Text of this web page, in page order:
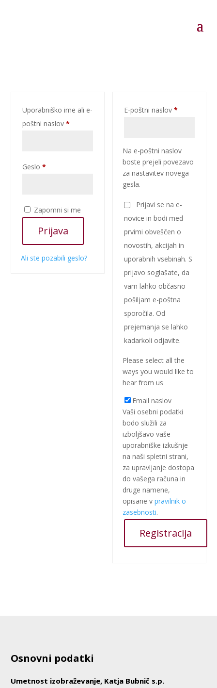
Uporabniško ime ali e-
poštni naslov*
Geslo*
Zapomni si me
Prijava
Ali ste pozabili geslo?
E-poštni naslov*
Na e-poštni naslov
boste prejeli povezavo
za nastavitev novega
gesla.
Prijavi se na e-
novice in bodi med
prvimi obveščen o
novostih, akcijah in
uporabnih vsebinah. S
prijavo soglašate, da
vam lahko občasno
pošiljam e-poštna
sporočila. Od
prejemanja se lahko
kadarkoli odjavite.
Please select all the
ways you would like to
hear from us
Email naslov
Vaši osebni podatki
bodo služili za
izboljšavo vaše
uporabniške izkušnje
na naši spletni strani,
za upravljanje dostopa
do vašega računa in
druge namene,
opisane vpravilnik o
zasebnosti.
Registracija
Osnovni podatki
Umetnost izobraževanje, Katja Bubnič s.p.